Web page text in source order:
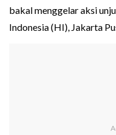
bakal menggelar aksi
Indonesia (HI), Jakarta